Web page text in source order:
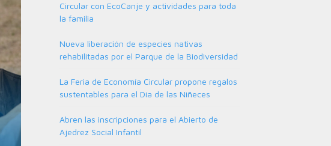
Circular con EcoCanje y actividades para toda
la familia
Nueva liberación de especies nativas
rehabilitadas por el Parque de la Biodiversidad
La Feria de Economía Circular propone regalos
sustentables para el Día de las Niñeces
Abren las inscripciones para el Abierto de
Ajedrez Social Infantil